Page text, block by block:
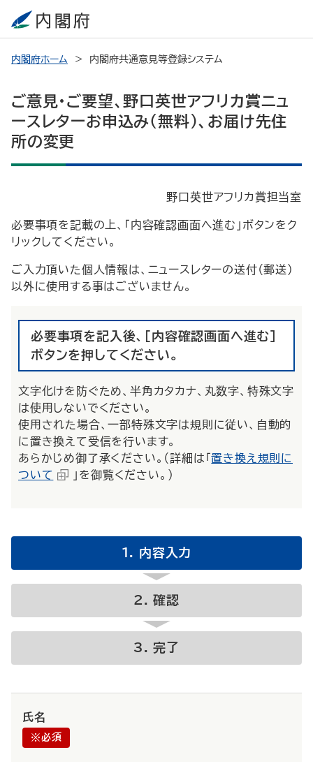
内閣府ホーム 内閣府共通意見等登録システム
ご意見・ご要望、野口英世アフリカ賞ニュ
ースレターお申込み（無料）、お届け先住
所の変更
野口英世アフリカ賞担当室
必要事項を記載の上、「内容確認画面へ進む」ボタンをク
リックしてください。
ご入力頂いた個人情報は、ニュースレターの送付（郵送）
以外に使用する事はございません。
必要事項を記入後、[内容確認画面へ進む]
ボタンを押してください。
文字化けを防ぐため、半角カタカナ、丸数字、特殊文字
は使用しないでください。
使用された場合、一部特殊文字は規則に従い、自動的
に置き換えて受信を行います。
あらかじめ御了承ください。（詳細は「置き換え規則に
ついて
」を御覧ください。）
内容入力
確認
完了
氏名
※必須